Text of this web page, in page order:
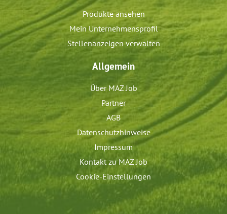
Produkte ansehen
Mein Unternehmensprofil
Stellenanzeigen verwalten
Allgemein
Über MAZ Job
Partner
AGB
Datenschutzhinweise
Impressum
Kontakt zu MAZ Job
Cookie-Einstellungen